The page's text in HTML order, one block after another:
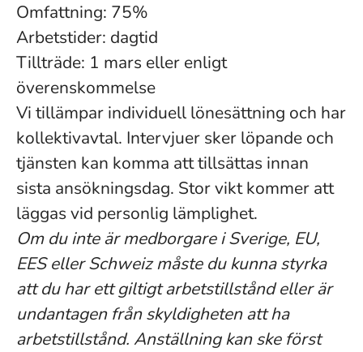
Omfattning: 75%
Arbetstider: dagtid
Tillträde: 1 mars eller enligt
överenskommelse
Vi tillämpar individuell lönesättning och har
kollektivavtal. Intervjuer sker löpande och
tjänsten kan komma att tillsättas innan
sista ansökningsdag. Stor vikt kommer att
läggas vid personlig lämplighet.
Om du inte är medborgare i Sverige, EU,
EES eller Schweiz måste du kunna styrka
att du har ett giltigt arbetstillstånd eller är
undantagen från skyldigheten att ha
arbetstillstånd. Anställning kan ske först